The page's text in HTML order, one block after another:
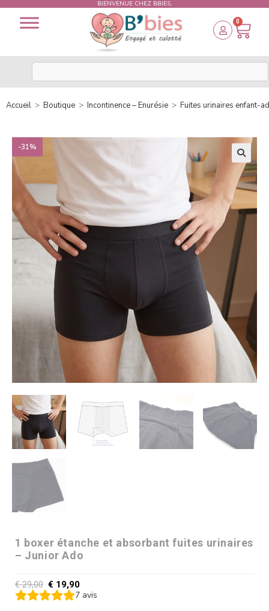
BIENVENUE CHEZ BBIES.
0
Accueil > Boutique > Incontinence – Enurésie > Fuites urinaires enfant-
-31%
1 boxer étanche et absorbant fuites urinaires
– Junior Ado
€29,00 € 19,90
7 avis